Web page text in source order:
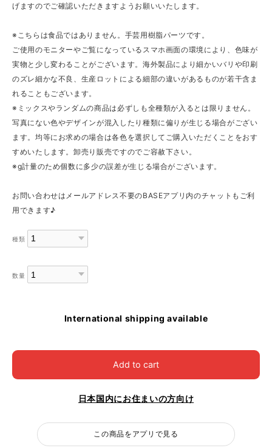
げますのでご確認いただきますようお願いいたします。
※こちらは食品ではありません。手芸用樹脂パーツです。
ご使用のモニターやご覧になっているスマホ画面の環境により、色味が
実物と少し変わることがございます。海外製品により細かいバリや印刷
のズレ細かな不良、生産ロットによる細部の違いがあるものが若干含ま
れることもございます。
※ミックスやランダムの商品は必ずしも全種類が入るとは限りません。
写真にない色やデザインが混入したり種類に偏りが生じる場合がござい
ます。均等にお求めの場合は各色を選択してご購入いただくことをおす
すめいたします。卸売り販売ですのでご容赦下さい。
※g計量のため個数に多少の誤差が生じる場合がございます。
お問い合わせはメールアドレス不要のBASEアプリ内のチャットもご利
用できます♪
種類
数量
International shipping available
Add to cart
日本国内にお住まいの方向け
この商品をアプリで見る